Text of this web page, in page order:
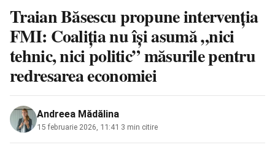
Traian Băsescu propune intervenția
FMI: Coaliția nu își asumă „nici
tehnic, nici politic” măsurile pentru
redresarea economiei
Andreea Mădălina
15 februarie 2026, 11:41 3 min citire